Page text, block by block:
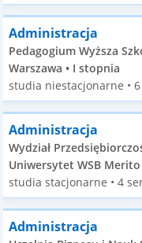
Administracja
Pedagogium Wyższa
Warszawa • I stopnia
studia niestacjonarne •
Administracja
Wydział
Uniwersytet WSB
studia stacjonarne • 4
Administracja